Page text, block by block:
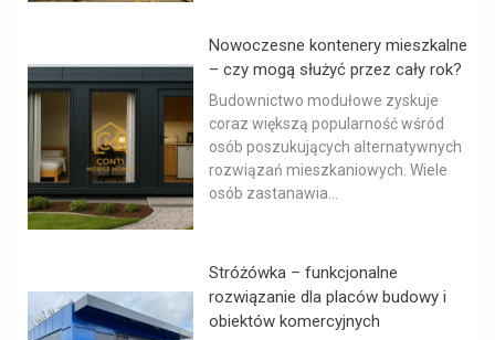
Nowoczesne kontenery mieszkalne
– czy mogą służyć przez cały rok?
Budownictwo modułowe zyskuje
coraz większą popularność wśród
osób poszukujących alternatywnych
rozwiązań mieszkaniowych. Wiele
osób zastanawia...
Stróżówka – funkcjonalne
rozwiązanie dla placów budowy i
obiektów komercyjnych